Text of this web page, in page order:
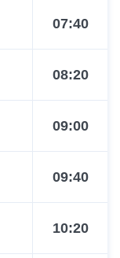
16:00
16:40
17:20
18:00
18:40
07:40
08:20
09:00
09:40
10:20